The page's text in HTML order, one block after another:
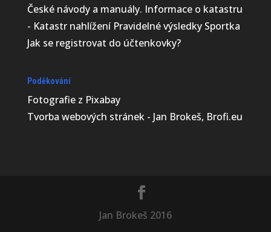
České návodya manuály. Informace o katastru
- Katastr nahlíženíPravidelné výsledky Sportka
Jak se registrovat do účtenkovky?
Poděkování
Fotografie z Pixabay
Tvorba webových stránek - Jan Brokeš, Brofi.eu
Jan Brokeš 2016